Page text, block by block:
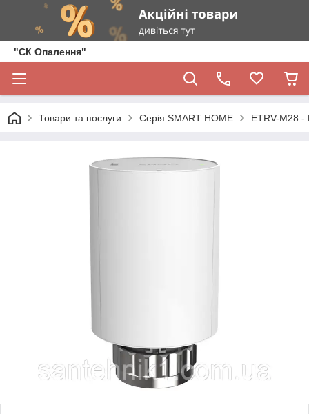
"СК Опалення"
Товари та послуги Серія SMART HOME ETRV-M28 -